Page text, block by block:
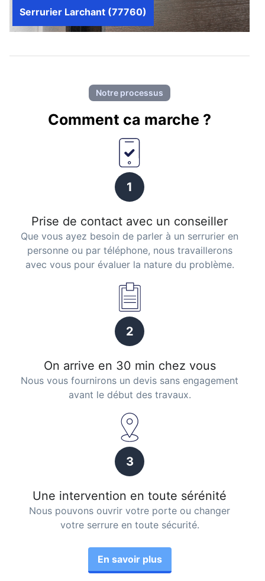
Serrurier Larchant (77760)
Notre processus
Comment ca marche ?
1
Prise de contact avec un conseiller
Que vous ayez besoin de parler à un serrurier en
personne ou par téléphone, nous travaillerons
avec vous pour évaluer la nature du problème.
2
On arrive en 30 min chez vous
Nous vous fournirons un devis sans engagement
avant le début des travaux.
3
Une intervention en toute sérénité
Nous pouvons ouvrir votre porte ou changer
votre serrure en toute sécurité.
En savoir plus